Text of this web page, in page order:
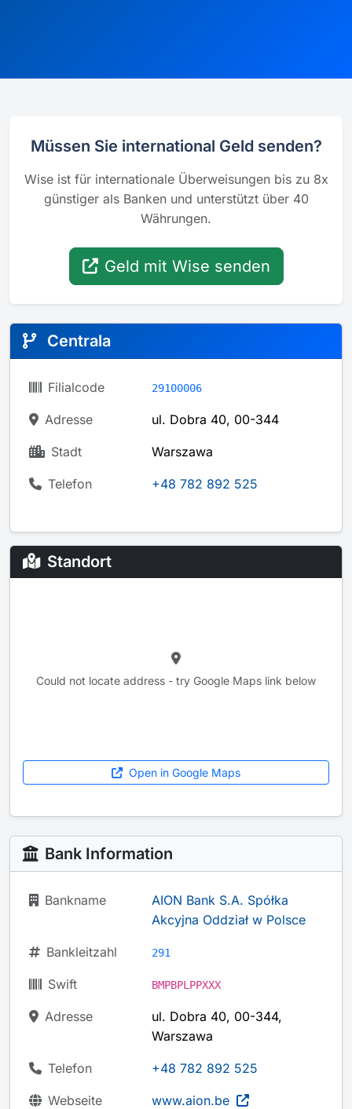
Müssen Sie international Geld senden?
Wise ist für internationale Überweisungen bis zu 8x
günstiger als Banken und unterstützt über 40
Währungen.
Geld mit Wise senden
Centrala
Filialcode 29100006
Adresse ul. Dobra 40, 00-344
Stadt Warszawa
Telefon +48 782 892 525
Standort
Could not locate address - try Google Maps link below
Open in Google Maps
Bank Information
Bankname
AION Bank S.A. Spółka
Akcyjna Oddział w Polsce
Bankleitzahl 291
Swift BMPBPLPPXXX
Adresse
ul. Dobra 40, 00-344,
Warszawa
Telefon +48 782 892 525
Webseite www.aion.be